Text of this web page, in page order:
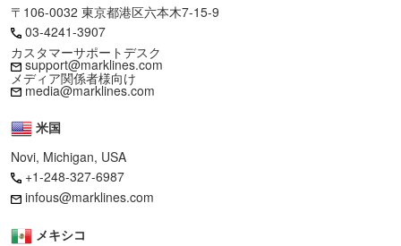
〒106-0032 東京都港区六本木7-15-9
03-4241-3907
カスタマーサポートデスク
support@marklines.com
メディア関係者様向け
media@marklines.com
米国
Novi, Michigan, USA
+1-248-327-6987
infous@marklines.com
メキシコ